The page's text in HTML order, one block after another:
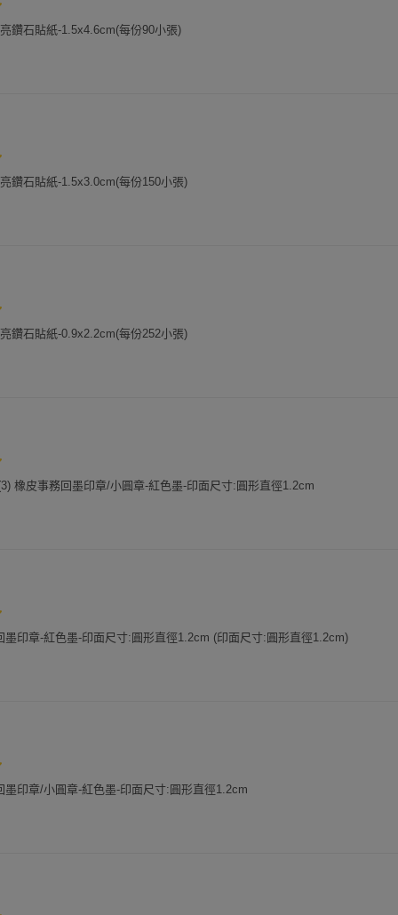
鑽石貼紙-1.5x4.6cm(每份90小張)
鑽石貼紙-1.5x3.0cm(每份150小張)
鑽石貼紙-0.9x2.2cm(每份252小張)
橡皮事務回墨印章/小圓章-紅色墨-印面尺寸:圓形直徑1.2cm
墨印章-紅色墨-印面尺寸:圓形直徑1.2cm (印面尺寸:圓形直徑1.2cm)
墨印章/小圓章-紅色墨-印面尺寸:圓形直徑1.2cm